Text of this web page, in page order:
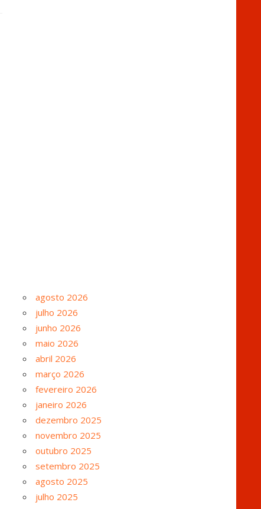
agosto 2026
julho 2026
junho 2026
maio 2026
abril 2026
março 2026
fevereiro 2026
janeiro 2026
dezembro 2025
novembro 2025
outubro 2025
setembro 2025
agosto 2025
julho 2025